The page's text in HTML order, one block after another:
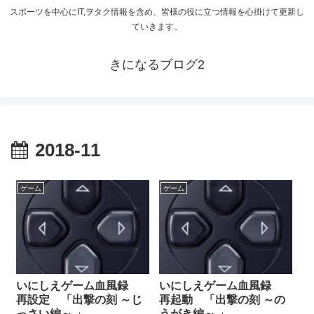
スポーツを中心にIT,ヲタク情報を含め、皆様の役に立つ情報を心掛けて更新し
ていきます。
きになるブログ2
2018-11
ゲーム
いにしえゲーム血風録
再設定 「出撃の刻 ～じ
ゲーム
いにしえゲーム血風録
再起動 「出撃の刻 ～の